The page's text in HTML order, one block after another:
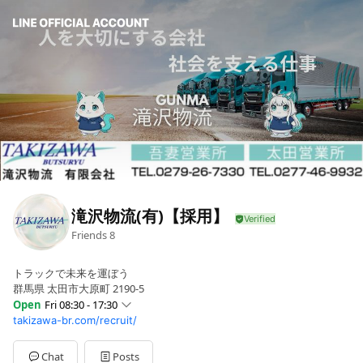
滝沢物流(有)【採用】
Friends8
トラックで未来を運ぼう
群馬県 太田市大原町 2190-5
Open Fri 08:30 - 17:30
SunClosed
Mon08:30 - 17:30
Tue08:30 - 17:30
takizawa-br.com/recruit/
Chat Posts